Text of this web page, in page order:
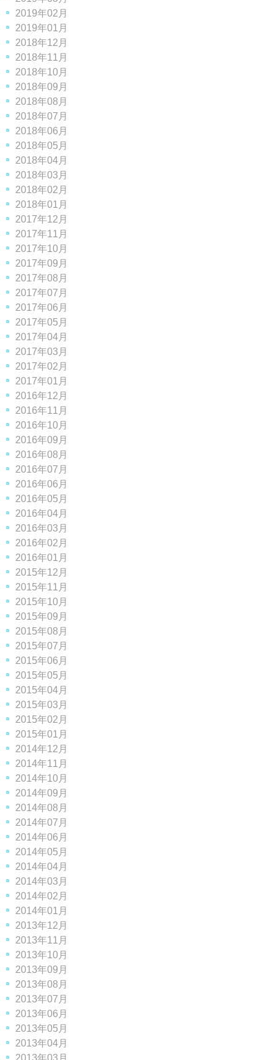
2019年02月
2019年01月
2018年12月
2018年11月
2018年10月
2018年09月
2018年08月
2018年07月
2018年06月
2018年05月
2018年04月
2018年03月
2018年02月
2018年01月
2017年12月
2017年11月
2017年10月
2017年09月
2017年08月
2017年07月
2017年06月
2017年05月
2017年04月
2017年03月
2017年02月
2017年01月
2016年12月
2016年11月
2016年10月
2016年09月
2016年08月
2016年07月
2016年06月
2016年05月
2016年04月
2016年03月
2016年02月
2016年01月
2015年12月
2015年11月
2015年10月
2015年09月
2015年08月
2015年07月
2015年06月
2015年05月
2015年04月
2015年03月
2015年02月
2015年01月
2014年12月
2014年11月
2014年10月
2014年09月
2014年08月
2014年07月
2014年06月
2014年05月
2014年04月
2014年03月
2014年02月
2014年01月
2013年12月
2013年11月
2013年10月
2013年09月
2013年08月
2013年07月
2013年06月
2013年05月
2013年04月